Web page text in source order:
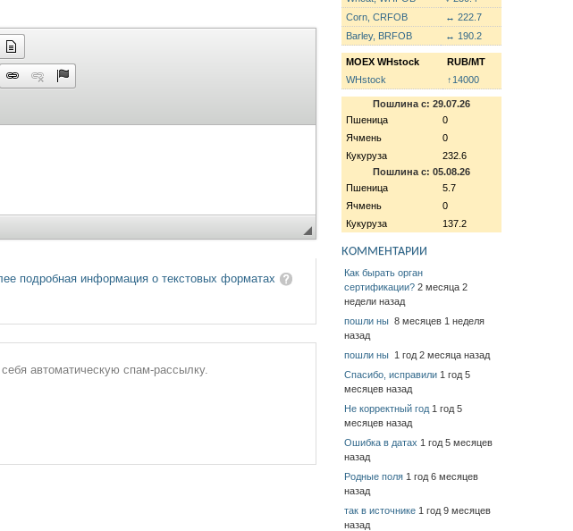
подробная информация о текстовых форматах
автоматическую спам-рассылку.
Corn, CRFOB
↔ 222.7
Barley, BRFOB
↔ 190.2
MOEX WHstock
RUB/MT
WHstock
↑14000
Пошлина с: 29.07.26
Пшеница
0
Ячмень
0
Кукуруза
232.6
Пошлина с: 05.08.26
Пшеница
5.7
Ячмень
0
Кукуруза
137.2
КОММЕНТАРИИ
Как бырать орган
сертификации? 2 месяца 2
недели назад
пошли ны 8 месяцев 1 неделя
назад
пошли ны 1 год 2 месяца назад
Спасибо, исправили 1 год 5
месяцев назад
Не корректный год 1 год 5
месяцев назад
Ошибка в датах 1 год 5 месяцев
назад
Родные поля 1 год 6 месяцев
назад
так в источнике 1 год 9 месяцев
назад